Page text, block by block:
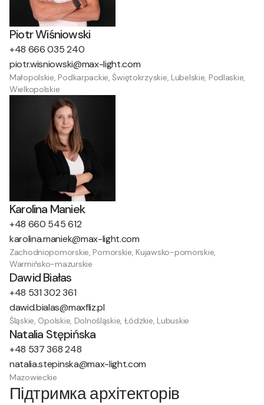
Piotr Wiśniowski
+48 666 035 240
piotr.wisniowski@max-light.com
Małopolskie, Podkarpackie, Świętokrzyskie, Lubelskie, Podlaskie,
Wielkopolskie
Karolina Maniek
+48 660 545 612
karolina.maniek@max-light.com
Zachodniopomorskie, Pomorskie, Kujawsko-pomorskie,
Warmińsko-mazurskie
Dawid Białas
+48 531 302 361
dawid.bialas@maxfliz.pl
Śląskie, Opolskie, Dolnośląskie, Łódzkie, Lubuskie
Natalia Stępińska
+48 537 368 248
natalia.stepinska@max-light.com
Mazowieckie
Підтримка архітекторів